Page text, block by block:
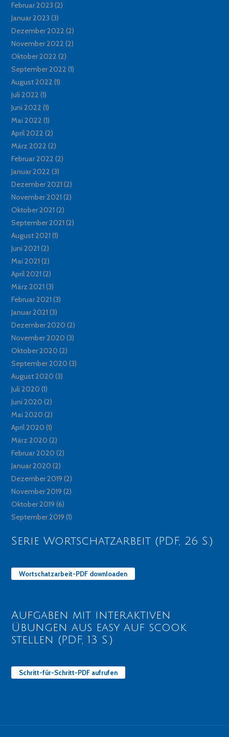
Februar 2023 (2)
Januar 2023 (3)
Dezember 2022 (2)
November 2022 (2)
Oktober 2022 (2)
September 2022 (1)
August 2022 (1)
Juli 2022 (1)
Juni 2022 (1)
Mai 2022 (1)
April 2022 (2)
März 2022 (2)
Februar 2022 (2)
Januar 2022 (3)
Dezember 2021 (2)
November 2021 (2)
Oktober 2021 (2)
September 2021 (2)
August 2021 (1)
Juni 2021 (2)
Mai 2021 (2)
April 2021 (2)
März 2021 (3)
Februar 2021 (3)
Januar 2021 (3)
Dezember 2020 (2)
November 2020 (3)
Oktober 2020 (2)
September 2020 (3)
August 2020 (3)
Juli 2020 (1)
Juni 2020 (2)
Mai 2020 (2)
April 2020 (1)
März 2020 (2)
Februar 2020 (2)
Januar 2020 (2)
Dezember 2019 (2)
November 2019 (2)
Oktober 2019 (6)
September 2019 (1)
Serie Wortschatzarbeit (PDF, 26 S.)
Wortschatzarbeit-PDF downloaden
Aufgaben mit interaktiven
Übungen aus easy auf scook
stellen (PDF, 13 S.)
Schritt-für-Schritt-PDF aufrufen